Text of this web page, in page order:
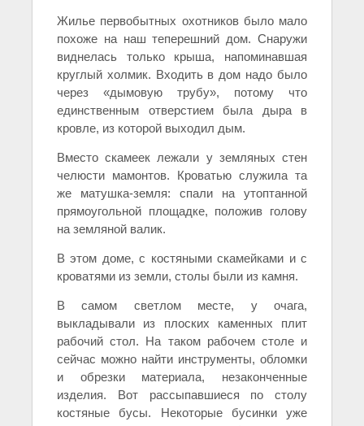
Жилье первобытных охотников было мало
похоже на наш теперешний дом. Снаружи
виднелась только крыша, напоминавшая
круглый холмик. Входить в дом надо было
через «дымовую трубу», потому что
единственным отверстием была дыра в
кровле, из которой выходил дым.
Вместо скамеек лежали у земляных стен
челюсти мамонтов. Кроватью служила та
же матушка-земля: спали на утоптанной
прямоугольной площадке, положив голову
на земляной валик.
В этом доме, с костяными скамейками и с
кроватями из земли, столы были из камня.
В самом светлом месте, у очага,
выкладывали из плоских каменных плит
рабочий стол. На таком рабочем столе и
сейчас можно найти инструменты, обломки
и обрезки материала, незаконченные
изделия. Вот рассыпавшиеся по столу
костяные бусы. Некоторые бусинки уже